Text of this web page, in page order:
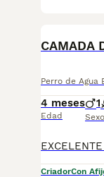
CAMADA
Perro de Agua
4 meses
Edad
1
Sexo
CriadorCon